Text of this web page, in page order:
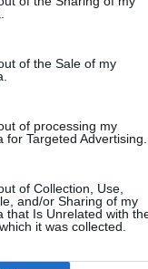
of the Sale of my
of processing my
for Targeted Advertising.
of Collection, Use,
and/or Sharing of my
that Is Unrelated with
it was collected.
| Portfolio
vont vissza az
lakos